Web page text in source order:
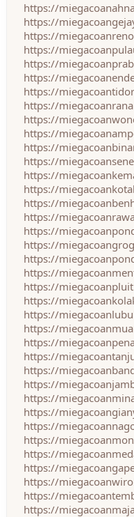
https://
https://
https://
https://
https://
https://
https://
https://
https://
https://
https://
https://
https://
https://
https://
https://
https://
https://
https://
https://
https://
https://
https://
https://
https://
https://
https://
https://
https://
https://
https://
https://
https://
https://
https://
https://
https://